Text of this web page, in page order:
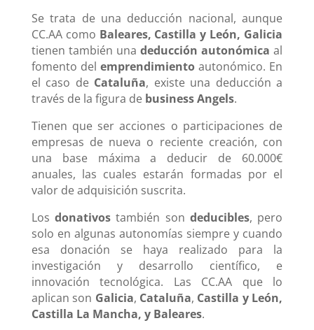
Se trata de una deducción nacional, aunque
CC.AA como Baleares, Castilla y León, Galicia
tienen también unadeducción autonómica al
fomento del emprendimiento autonómico. En
el caso de Cataluña, existe una deducción a
través de la figura de businessAngels.
Tienen que ser acciones o participaciones de
empresas de nueva o reciente creación, con
una base máxima a deducir de 60.000€
anuales, las cuales estarán formadas por el
valor de adquisición suscrita.
Losdonativos también son deducibles, pero
solo en algunas autonomías siempre y cuando
esa donación se haya realizado para la
investigación y desarrollo científico, e
innovación tecnológica. Las CC.AA que lo
aplican son Galicia, Cataluña, Castilla y León,
Castilla La Mancha, y Baleares.